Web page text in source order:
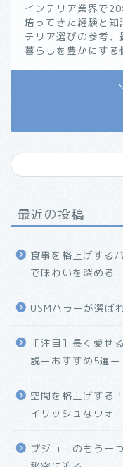
インテリア業界で
培ってきた経験と
テリア選びの参考
暮らしを豊かにする
最近の投稿
食事を格上げする
で味わいを深める
USMハラーが選ば
［注目］長く愛せ
説ーおすすめ5選ー
空間を格上げする
イリッシュなウォ
プジョーのもう一